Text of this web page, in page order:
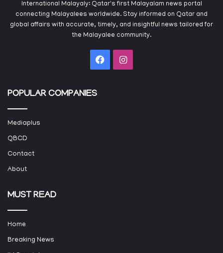
International Malayaly: Qatar's first Malayalam news portal
connecting Malayalees worldwide. Stay informed on Qatar and
global affairs with accurate, timely, and insightful news tailored for
the Malayalee community.
FacebookInstagram
POPULAR COMPANIES
Mediaplus
QBCD
Contact
About
MUST READ
Home
Breaking News